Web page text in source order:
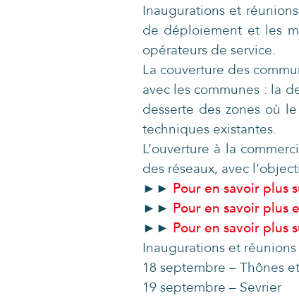
Inaugurations et
de déploiement et les
opérateurs de service.
La couverture des
avec les communes : la
desserte des zones où
techniques existantes.
L’ouverture à la
des réseaux, avec
►► Pour en savoir plus
►► Pour en savoir plus
►► Pour en savoir plus
Inaugurations et
18 septembre – Thônes
19 septembre – Sevrier